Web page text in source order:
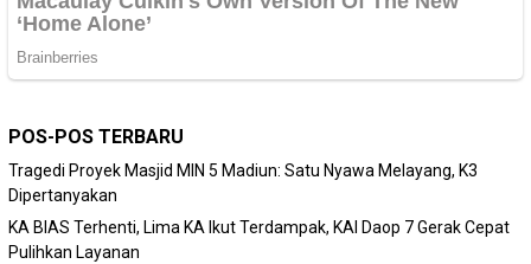
POS-POS TERBARU
Tragedi Proyek Masjid MIN 5 Madiun: Satu Nyawa Melayang, K3
Dipertanyakan
KA BIAS Terhenti, Lima KA Ikut Terdampak, KAI Daop 7 Gerak Cepat
Pulihkan Layanan